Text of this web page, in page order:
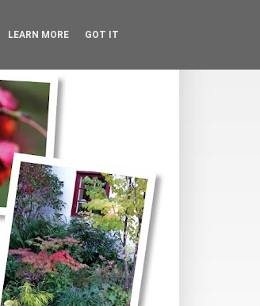
LEARN MORE GOT IT